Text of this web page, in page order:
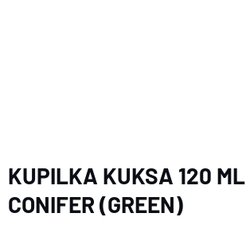
CYKLISTIKA
KUPILKA KUKSA 120
CONIFER (GREEN)